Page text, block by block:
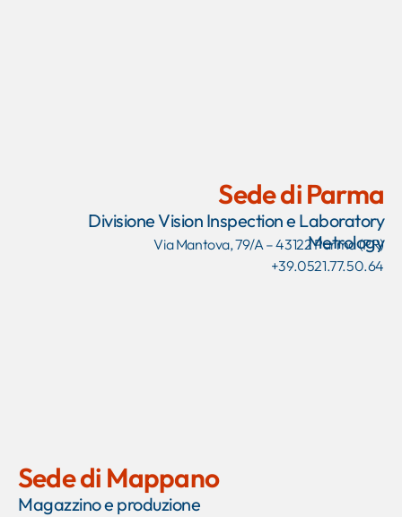
Sede di Parma
Divisione Vision Inspection e Laboratory
Metrology
Via Mantova, 79/A – 43122 Parma (PR)
+39.0521.77.50.64
Sede di Mappano
Magazzino e produzione